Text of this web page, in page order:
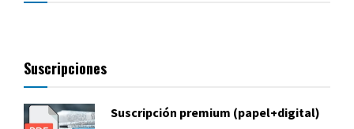
Suscripciones
Suscripción premium (papel+digital)